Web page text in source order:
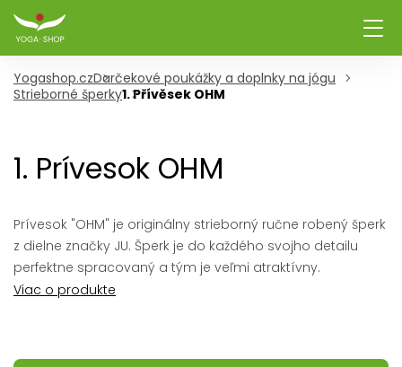
Yogashop.czDarčekové poukážky a doplnky na jógu
Strieborné šperky1. Přívěsek OHM
1. Prívesok OHM
Prívesok "OHM" je originálny strieborný ručne robený šperk
z dielne značky JU. Šperk je do každého svojho detailu
perfektne spracovaný a tým je veľmi atraktívny.
Viac o produkte